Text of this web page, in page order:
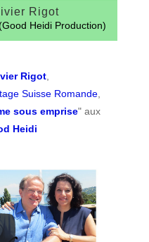
Rigot
Heidi Production)
Rigot
Suisse Romande,
sous emprise" aux
Heidi